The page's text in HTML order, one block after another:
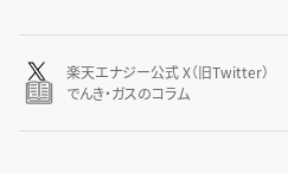
楽天エナジー公式 X（旧Twitter）
でんき・ガスのコラム